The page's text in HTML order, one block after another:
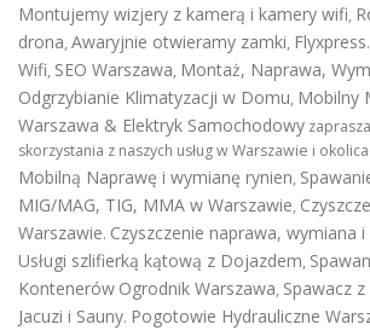
Montujemy wizjery z kamerą i kamery wifi,
drona, Awaryjnie otwieramy zamki,
Wifi, SEO Warszawa, Montaż, Naprawa,
Odgrzybianie Klimatyzacji w Domu, Mobilny
Warszawa & Elektryk Samochodowy
skorzystania z naszych usług w Warszawie i
Mobilną Naprawę i wymianę rynien,
MIG/MAG, TIG, MMA w Warszawie,
Warszawie. Czyszczenie naprawa, wymiana
Usługi szlifierką kątową z Dojazdem,
Kontenerów Ogrodnik Warszawa, Spawacz
Jacuzi i Sauny. Pogotowie Hydrauliczne